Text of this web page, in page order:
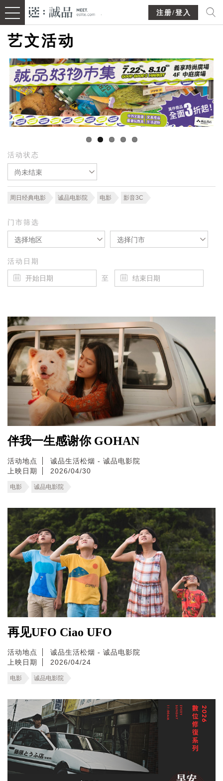
注册/登入
艺文活动
活动状态
尚未结束
周日经典电影 诚品电影院 电影 影音3C
门市筛选
选择地区 选择门市
活动日期
至
伴我一生感谢你 GOHAN
活动地点
诚品生活松烟 - 诚品电影院
上映日期
2026/04/30
电影 诚品电影院
再见UFO Ciao UFO
活动地点
诚品生活松烟 - 诚品电影院
上映日期
2026/04/24
电影 诚品电影院